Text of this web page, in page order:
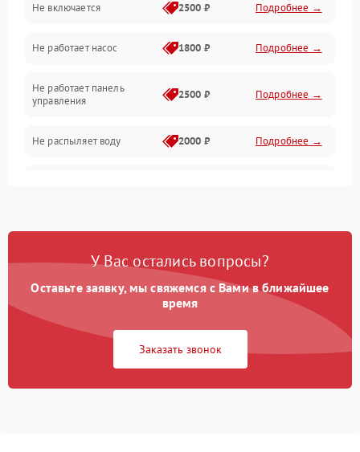
Нагрев
Вода
Гигиена
Программное обеспечение
Не включается 2500 ₽ Подробнее →
Не работает насос 1800 ₽ Подробнее →
Не работает панель
управления
2500 ₽ Подробнее →
Не распыляет воду 2000 ₽ Подробнее →
Проблемы с набором
Не работает сушилка 2100 ₽ Подробнее →
Сбои в работе таймера 1700 ₽
У Вас остались вопросы?
Оставьте заявку, мы свяжемся с Вами в ближайшее
время
Заказать звонок